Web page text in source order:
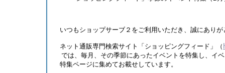
いつもショップサーブ２をご利用いただき、誠にあり
ネット通販専門検索サイト「ショッピングフィード」（
では、毎月、その季節にあったイベントを特集し、イ
特集ページに集めてお載せしています。